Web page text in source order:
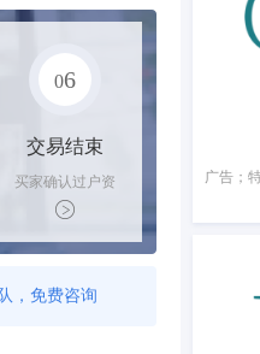
06
交易结束
买家确认过户资
料后，平台解冻
资金支付卖家
，免费咨询